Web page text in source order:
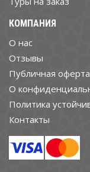
КОМПАНИЯ
О нас
Отзывы
Публичная оферта
О
Политика
Контакты